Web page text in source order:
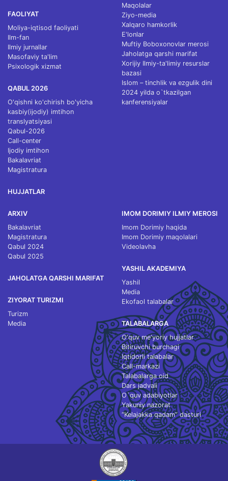
FAOLIYAT
Moliya-iqtisod faoliyati
Ilm-fan
Ilmiy jurnallar
Masofaviy ta'lim
Psixologik xizmat
QABUL 2026
O'qishni ko'chirish bo'yicha
kasbiy(ijodiy) imtihon
translyatsiyasi
Qabul-2026
Call-center
Ijodiy imtihon
Bakalavriat
Magistratura
HUJJATLAR
Maqolalar
Ziyo-media
Xalqaro hamkorlik
E'lonlar
Muftiy Boboxonovlar merosi
Jaholatga qarshi marifat
Xorijiy Ilmiy-ta'limiy resurslar
bazasi
Islom – tinchlik va ezgulik dini
2024 yilda o`tkazilgan
kanferensiyalar
ARXIV
Bakalavriat
Magistratura
Qabul 2024
Qabul 2025
JAHOLATGA QARSHI MARIFAT
ZIYORAT TURIZMI
Turizm
Media
IMOM DORIMIY ILMIY MEROSI
Imom Dorimiy haqida
Imom Dorimiy maqolalari
Videolavha
YASHIL AKADEMIYA
Yashil
Media
Ekofaol talabalar
TALABALARGA
O‘quv me'yoriy hujjatlar
Bitiruvchi burchagi
Iqtidorli talabalar
Call-markazi
Talabalarga oid
Dars jadvali
O`quv adabiyotlar
Yakuniy nazorat
“Kelajakka qadam” dasturi